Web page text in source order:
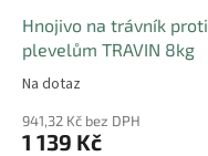
Hnojivo na trávník proti
plevelům TRAVIN 8kg
Na dotaz
941,32 Kč bez DPH
1 139 Kč